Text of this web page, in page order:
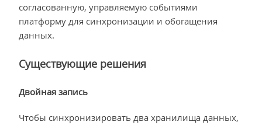
согласованную, управляемую событиями
платформу для синхронизации и обогащения
данных.
Существующие решения
Двойная запись
Чтобы синхронизировать два хранилища данных,